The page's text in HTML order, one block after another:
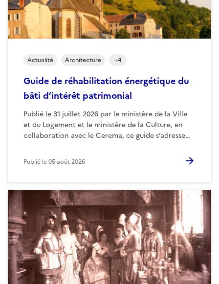
Guide de réhabilitation énergétique du
bâti d’intérêt patrimonial
Publié le 31 juillet 2026 par le ministère de la Ville
et du Logement et le ministère de la Culture, en
collaboration avec le Cerema, ce guide s’adresse…
Actualité Architecture +4
Publié le05 août 2026